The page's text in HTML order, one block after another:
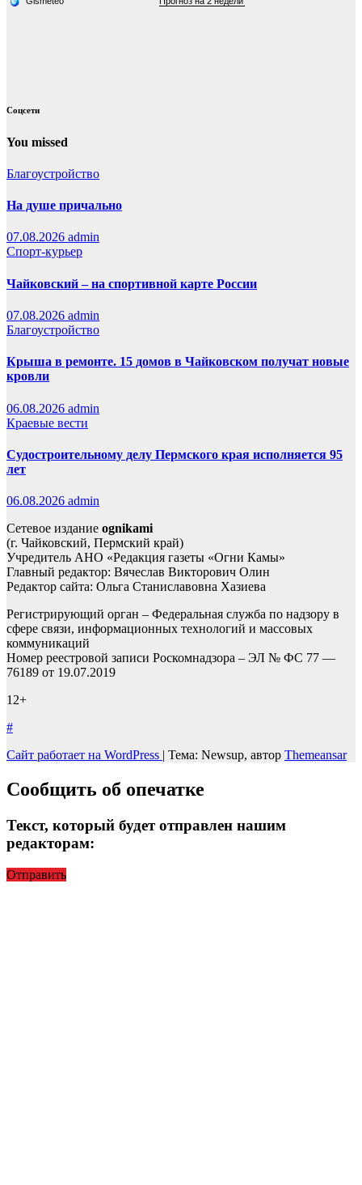
Соцсети
You missed
Благоустройство
На душе причально
07.08.2026 admin
Спорт-курьер
Чайковский – на спортивной карте России
07.08.2026 admin
Благоустройство
Крыша в ремонте. 15 домов в Чайковском получат новые
кровли
06.08.2026 admin
Краевые вести
Судостроительному делу Пермского края исполняется 95
лет
06.08.2026 admin
Сетевое издание ognikami
(г. Чайковский, Пермский край)
Учредитель АНО «Редакция газеты «Огни Камы»
Главный редактор: Вячеслав Викторович Олин
Редактор сайта: Ольга Станиславовна Хазиева
Регистрирующий орган – Федеральная служба по надзору в
сфере связи, информационных технологий и массовых
коммуникаций
Номер реестровой записи Роскомнадзора – ЭЛ № ФС 77 —
76189 от 19.07.2019
12+
#
Сайт работает на WordPress | Тема: Newsup, автор Themeansar
Сообщить об опечатке
Текст, который будет отправлен нашим
редакторам:
Отправить